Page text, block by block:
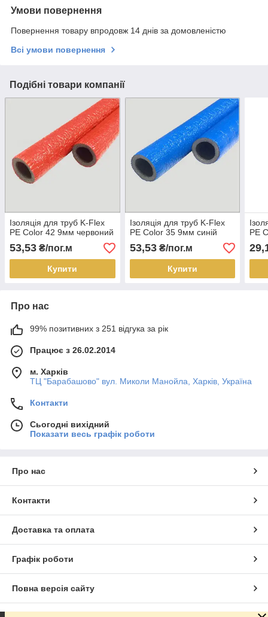
Умови повернення
Повернення товару впродовж 14 днів за домовленістю
Всі умови повернення
Подібні товари компанії
Ізоляція для труб K-Flex
PE Color 42 9мм червоний
53,53 ₴/пог.м
Купити
Ізоляція для труб K-Flex
PE Color 35 9мм синій
53,53₴/пог.м
Купити
PE
Про нас
99% позитивних з 251 відгука за рік
Працює з 26.02.2014
м. Харків
ТЦ "Барабашово" вул. Миколи Манойла, Харків, Україна
Контакти
Сьогодні вихідний
Показати весь графік роботи
Про нас
Контакти
Доставка та оплата
Графік роботи
Повна версія сайту